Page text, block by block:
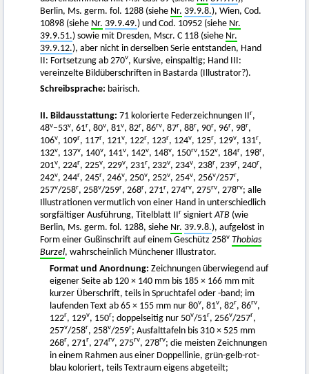
Berlin, Ms. germ. fol. 1288 (siehe Nr. 39.9.8.), Wien, Cod.
10898 (siehe Nr. 39.9.49.) und Cod. 10952 (siehe Nr.
39.9.51.) sowie mit Dresden, Mscr. C 118 (siehe Nr.
39.9.12.), aber nicht in derselben Serie entstanden, Hand
II: Fortsetzung ab 270v, Kursive, einspaltig; Hand III:
vereinzelte Bildüberschriften in Bastarda (Illustrator?).
Schreibsprache: bairisch.
II. Bildausstattung: 71 kolorierte Federzeichnungen IIr,
48v–53v, 61r, 80v, 81v, 82r, 86rv, 87r, 88r, 90r, 96r, 98r,
106v, 109r, 117r, 121v, 122r, 123r, 124v, 125r, 129v, 131r,
132v, 137v, 140v, 141v, 142v, 148v, 150rv,152v, 184r, 198r,
201v, 224r, 225v, 229v, 231r, 232v, 234v, 238r, 239r, 240r,
242v, 244r, 245r, 246v, 250v, 252v, 254v, 256v/257r,
257v/258r, 258v/259r, 268r, 271r, 274rv, 275rv, 278rv; alle
Illustrationen vermutlich von einer Hand in unterschiedlich
sorgfältiger Ausführung, Titelblatt IIr signiertATB (wie
Berlin, Ms. germ. fol. 1288, siehe Nr. 39.9.8.), aufgelöst in
Form einer Gußinschrift auf einem Geschütz 258v Thobias
Burzel, wahrscheinlich Münchener Illustrator.
Format und Anordnung: Zeichnungen überwiegend auf
eigener Seite ab 120 × 140 mm bis 185 × 166 mm mit
kurzer Überschrift, teils in Spruchtafel oder -band; im
laufenden Text ab 65 × 155 mm nur 80v, 81v, 82r, 86rv,
122r, 129v, 150r; doppelseitig nur 50v/51r, 256v/257r,
257v/258r, 258v/259r; Ausfalttafeln bis 310 × 525 mm
268r, 271r, 274rv, 275rv, 278rv; die meisten Zeichnungen
in einem Rahmen aus einer Doppellinie, grün-gelb-rot-
blau koloriert, teils Textraum eigens abgeteilt;